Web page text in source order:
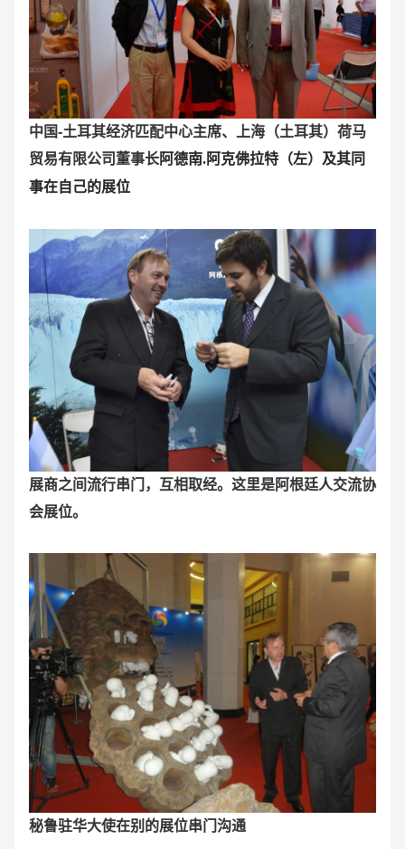
中国-土耳其经济匹配中心主席、上海（土耳其）荷马
贸易有限公司董事长阿德南.阿克佛拉特（左）及其同
事在自己的展位
展商之间流行串门，互相取经。这里是阿根廷人交流协
会展位。
秘鲁驻华大使在别的展位串门沟通